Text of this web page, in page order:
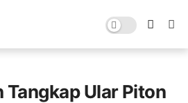
Tangkap Ular Piton